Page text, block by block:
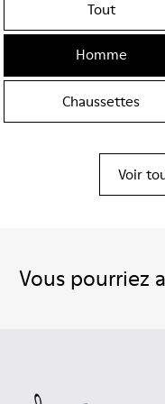
Tout
Homme
Chaussettes
Voir
Vous pourriez